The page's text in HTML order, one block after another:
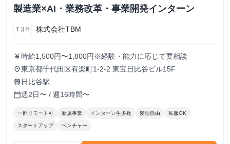
製造業×AI・業務改革・事業開発インターン
株式会社TBM
currency_yen 時給1,500円〜1,800円※経験・能力に応じて要相談
place東京都千代田区有楽町1-2-2 東宝日比谷ビル15F
train 日比谷駅
calendar_today週2日〜 / 週16時間〜
一部リモート可 新規事業 インターン生多数 髪型自由 私服OK
スタートアップ ベンチャー